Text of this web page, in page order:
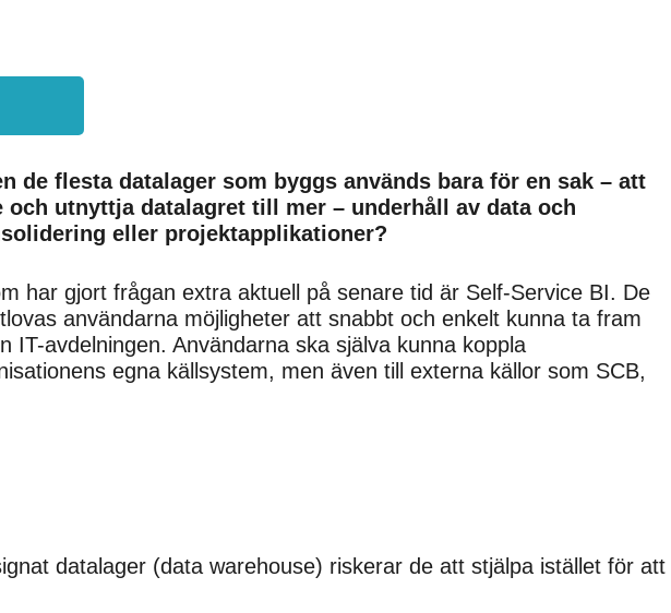
flesta datalager som byggs används bara för en sak – att
utnyttja datalagret till mer – underhåll av data och
eller projektapplikationer?
har gjort frågan extra aktuell på senare tid är Self-Service BI. De
användarna möjligheter att snabbt och enkelt kunna ta fram
avdelningen. Användarna ska själva kunna koppla
egna källsystem, men även till externa källor som SCB,
datalager (data warehouse) riskerar de att stjälpa istället för att